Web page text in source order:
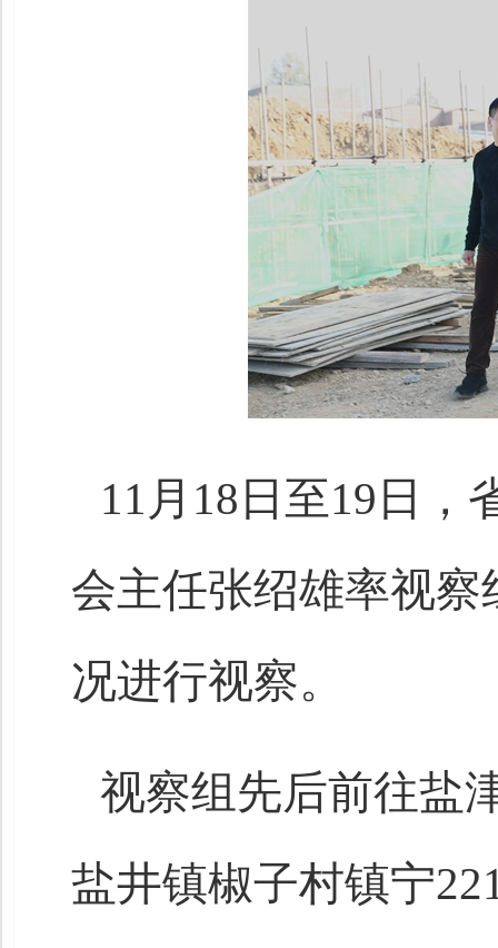
11月18日至19日，
会主任张绍雄率视
况进行视察。
视察组先后前往盐
盐井镇椒子村镇宁